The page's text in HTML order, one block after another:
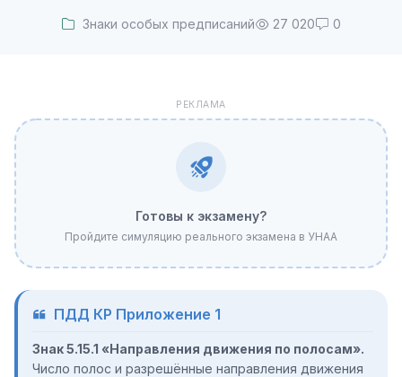
Знаки особых предписаний 27 020 0
РЕКЛАМА
Готовы к экзамену?
Пройдите симуляцию реального экзамена в УНАА
ПДД КР Приложение 1
Знак 5.15.1 «Направления движения по полосам».
Число полос и разрешённые направления движения